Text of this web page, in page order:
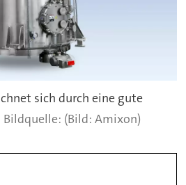
sich durch eine gute
(Bild: Amixon)